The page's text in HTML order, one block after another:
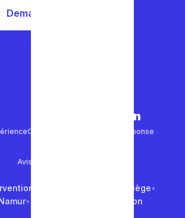
Demander un devis
Clients satisfaits
30 min
Temps de réponse
Avis Google (500+)
à Bruxelles 📍 850 à Liège•
• 📍 1 430 en Brabant Wallon